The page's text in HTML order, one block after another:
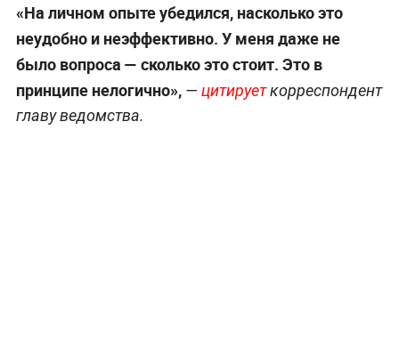
«На личном опыте убедился, насколько это
неудобно и неэффективно. У меня даже не
было вопроса — сколько это стоит. Это в
принципе нелогично»,— цитируеткорреспондент
главу ведомства.